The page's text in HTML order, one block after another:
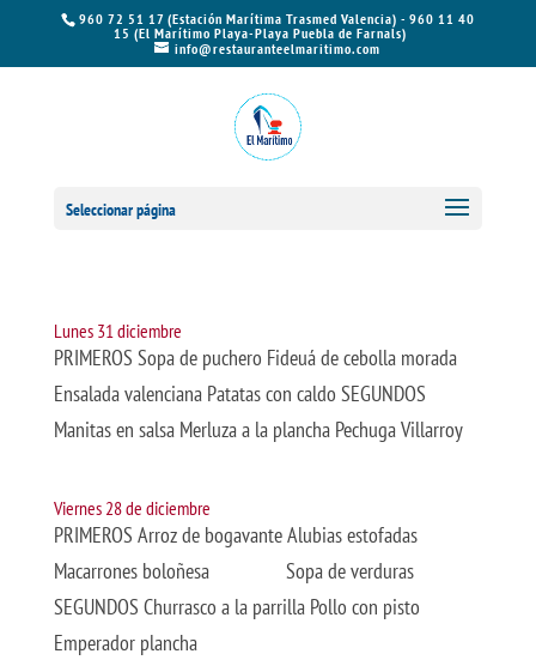
960 72 51 17 (Estación Marítima Trasmed Valencia) - 960 11 40
15 (El Marítimo Playa-Playa Puebla de Farnals)
info@restauranteelmaritimo.com
Seleccionar página
Lunes 31 diciembre
PRIMEROS Sopa de puchero Fideuá de cebolla morada
Ensalada valenciana Patatas con caldo SEGUNDOS
Manitas en salsa Merluza a la plancha Pechuga Villarroy
Viernes 28 de diciembre
PRIMEROS Arroz de bogavante Alubias estofadas
Macarrones boloñesa Sopa de verduras
SEGUNDOS Churrasco a la parrilla Pollo con pisto
Emperador plancha